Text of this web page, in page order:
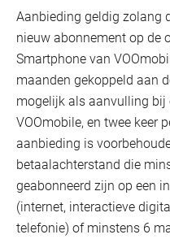
Aanbieding geldig zolang
nieuw abonnement op de
Smartphone van
maanden gekoppeld aan
mogelijk als aanvulling bij
VOOmobile, en twee keer
aanbieding is
betaalachterstand die
geabonneerd zijn op een
(internet, interactieve
telefonie) of minstens 6